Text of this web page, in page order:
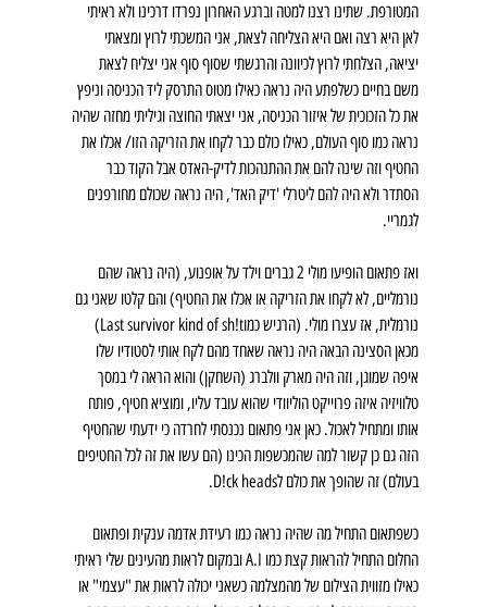
המטורפת. שתינו רצנו למטה וברגע האחרון נפרדו דרכינו ולא ראיתי
לאן היא רצה ואם היא הצליחה לצאת, אני המשכתי לרוץ ומצאתי
יציאה, הצלחתי לרוץ לכיוונה והרגשתי שסוף סוף אני יצליח לצאת
משם בחיים כשלפתע היה נראה כאילו מטוס התרסק ליד הכניסה וניפץ
את כל הזכוכית של איזור הכניסה, אני יצאתי החוצה וגיליתי מחזה שהיה
נראה כמו סוף העולם, כאילו כולם כבר לקחו את הזריקה הזו/ אכלו את
החטיף וזה שינה להם את ההתנהכות לדיק-האדס אבל הקוד כבר
הסתדר ולא היה להם ליטרלי 'דיק האד', היה נראה שכולם מחורפנים
לגמריי.
ואז פתאום הופיעו מולי 2 גברים וילד על אופנוע, (היה נראה שהם
נורמליים, לא לקחו את הזריקה או אכלו את החטיף) והם קלטו שאני גם
נורמלית, אז עצרו מולי. (הרגיש כמוLast survivor kind of sh!t)
מכאן הסצינה הבאה היה נראה שאחד מהם לקח אותי לסטודיו שלו
איפה שמוגן, וזה היה מארק וולברג (השחקן) והוא הראה לי במסך
טלוויזיה איזה פרוייקט הוליוודי שהוא עובד עליו, ומוציא חטיף, פותח
אותו ומתחיל לאכול. כאן אני פתאום נכנסתי לחרדה כי ידעתי שהחטיף
הזה גם כן קשור למה שהמכשפות הכינו (הם עשו את זה לכל החטיפים
בעולם) זה שהופך את כולם לD!ck heads.
כשפתאום התחיל מה שהיה נראה כמו רעידת אדמה ענקית ופתאום
החלום התחיל להראות קצת כמו A.I ובמקום לראות מהעינים שלי ראיתי
כאילו מזווית הצילום של מהמצלמה כשאני יכולה לראות את "עצמי" או